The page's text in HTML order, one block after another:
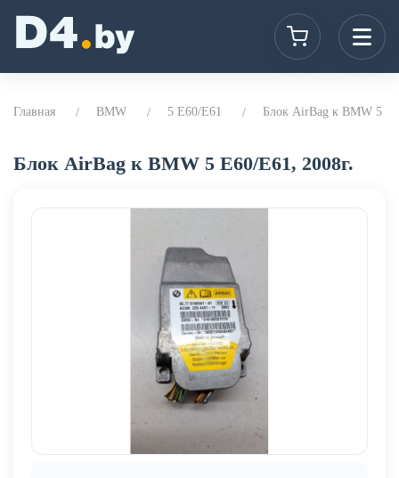
Главная BMW 5 E60/E61 Блок AirBag к BMW 5
Блок AirBag к BMW 5 E60/E61, 2008г.